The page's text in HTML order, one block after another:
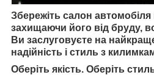
Збережіть салон автомобіля
захищаючи його від бруду,
Ви заслуговуєте на
надійність і стиль з
Оберіть якість. Оберіть